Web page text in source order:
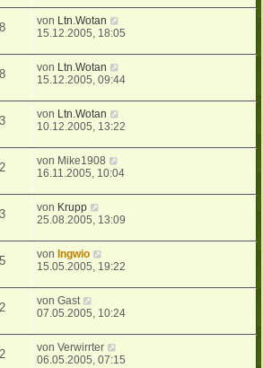
von Ltn.Wotan
15.12.2005, 18:05
von Ltn.Wotan
15.12.2005, 09:44
von Ltn.Wotan
10.12.2005, 13:22
von Mike1908
16.11.2005, 10:04
von Krupp
25.08.2005, 13:09
von Ingwio
15.05.2005, 19:22
vonGast
07.05.2005, 10:24
vonVerwirrter
06.05.2005, 07:15